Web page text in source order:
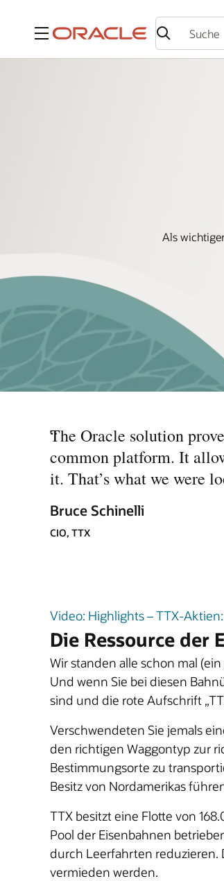
Menü
Als
“
The Oracle solution
common platform. It
it. That’s what we were
Bruce Schinelli
CIO, TTX
Video: Highlights – TTX-
Die Ressource der
Wir standen alle schon mal
Und wenn Sie bei diesen
sind und die rote Aufschrift
Verschwendeten Sie jemals
den richtigen Waggontyp zur
Bestimmungsorte zu
Besitz von Nordamerikas
TTX besitzt eine Flotte von
Pool der Eisenbahnen
durch Leerfahrten reduzieren.
vermieden werden.